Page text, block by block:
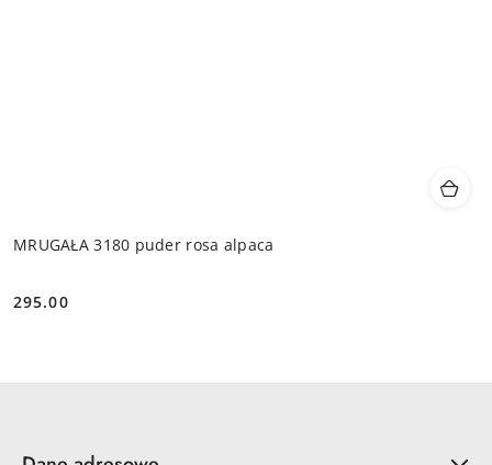
MRUGAŁA 3180 puder rosa alpaca
Cena:
295.00